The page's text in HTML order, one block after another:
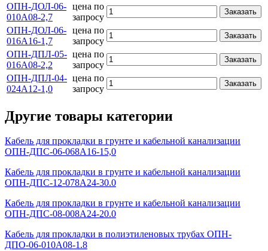
ОПН-ДОЛ-06-
010А08-2,7
цена по
запросу
Заказать
ОПН-ДОЛ-06-
016А16-1,7
цена по
запросу
Заказать
ОПН-ДПЛ-05-
016А08-2,2
цена по
запросу
Заказать
ОПН-ДПЛ-04-
024А12-1,0
цена по
запросу
Заказать
Другие товары категории
Кабель для прокладки в грунте и кабельной канализации
ОПН-ДПС-06-068А16-15,0
Кабель для прокладки в грунте и кабельной канализации
ОПН-ДПС-12-078А24-30.0
Кабель для прокладки в грунте и кабельной канализации
ОПН-ДПС-08-008А24-20.0
Кабель для прокладки в полиэтиленовых трубах ОПН-
ДПО-06-010А08-1.8